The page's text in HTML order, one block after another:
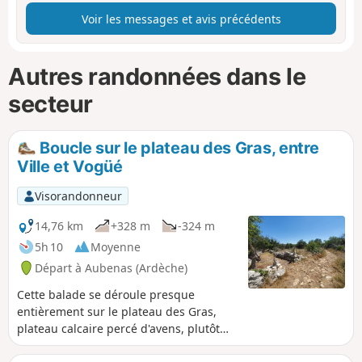
Voir les messages et avis précédents
Autres randonnées dans le
secteur
Boucle sur le plateau des Gras, entre
Ville et Vogüé
Visorandonneur
14,76 km
+328 m
-324 m
5h 10
Moyenne
Départ à Aubenas (Ardèche)
Cette balade se déroule presque
entièrement sur le plateau des Gras,
plateau calcaire percé d'avens, plutôt
aride côté Ouest et plus boisé côté Est.